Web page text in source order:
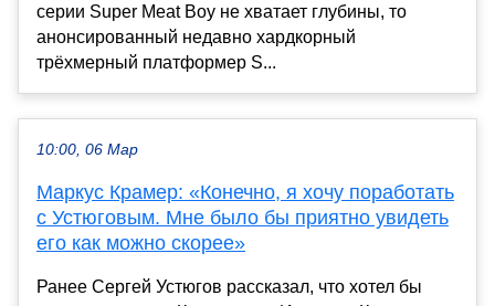
серии Super Meat Boy не хватает глубины, то
анонсированный недавно хардкорный
трёхмерный платформер S...
10:00, 06 Мар
Маркус Крамер: «Конечно, я хочу поработать
с Устюговым. Мне было бы приятно увидеть
его как можно скорее»
Ранее Сергей Устюгов рассказал, что хотел бы